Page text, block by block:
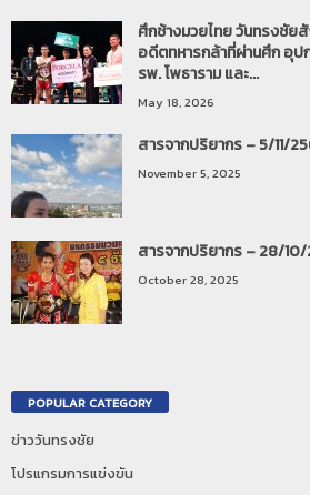
ศึกช้างมวยไทย วันทรงชั
อดีตทหารกล้าที่ผ่านศึก อุป
รพ. โพธาราม และ...
May 18, 2026
สารจากปริยากร – 5/11/
November 5, 2025
สารจากปริยากร – 28/
October 28, 2025
POPULAR CATEGORY
ข่าววันทรงชัย
โปรแกรมการแข่งขัน